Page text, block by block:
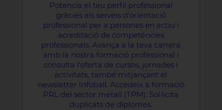
Potencia el teu perfil professional
gràcies als serveis d'orientació
professional per a persones en actiu i
acreditació de competències
professionals. Avança a la teva carrera
amb la nostra formació professional i
consulta l'oferta de cursos, jornades i
activitats, també mitjançant el
newsletter Infoball. Accedeix a formació
PRL del sector metall (TPM). Sol·licita
duplicats de diplomes.